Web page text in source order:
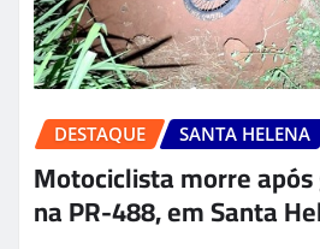
DESTAQUE SANTA HELENA
Motociclista morre
na PR-488, em Santa